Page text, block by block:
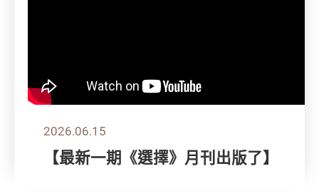
2026.06.15
【最新一期《選擇》月刊出版了】